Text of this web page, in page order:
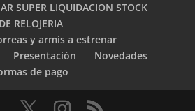
SUPER LIQUIDACION STOCK
DE RELOJERIA
y armis a estrenar
Presentación
Novedades
de pago